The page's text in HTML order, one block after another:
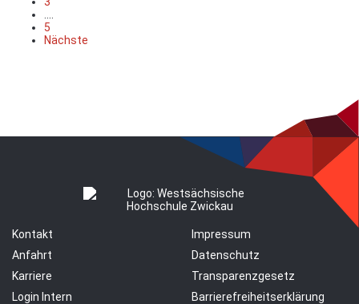
5
Nächste
Kontakt
Anfahrt
Karriere
Login Intern
Impressum
Datenschutz
Transparenzgesetz
Barrierefreiheitserklärung